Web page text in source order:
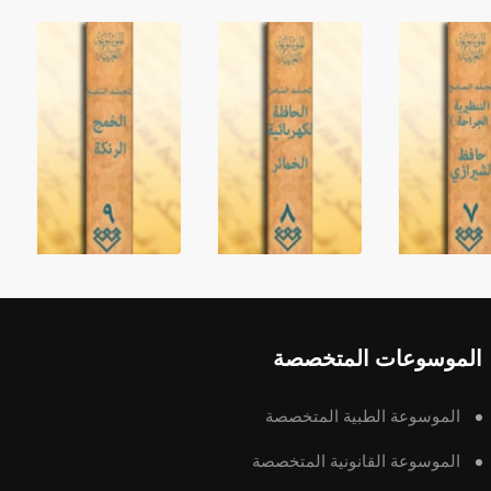
الموسوعات المتخصصة
الموسوعة الطبية المتخصصة
الموسوعة القانونية المتخصصة